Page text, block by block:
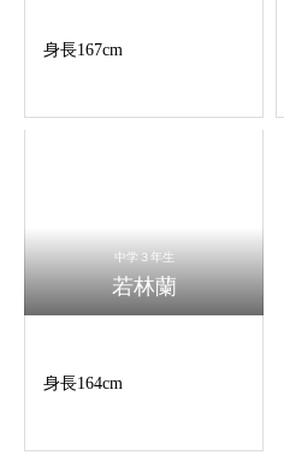
身長167cm
中学３年生
若林蘭
身長164cm